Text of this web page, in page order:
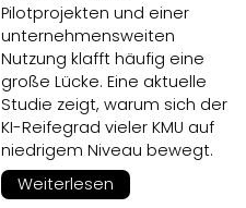
Pilotprojekten und einer
unternehmensweiten
Nutzung klafft häufig eine
große Lücke. Eine aktuelle
Studie zeigt, warum sich der
KI-Reifegrad vieler KMU auf
niedrigem Niveau bewegt.
Weiterlesen